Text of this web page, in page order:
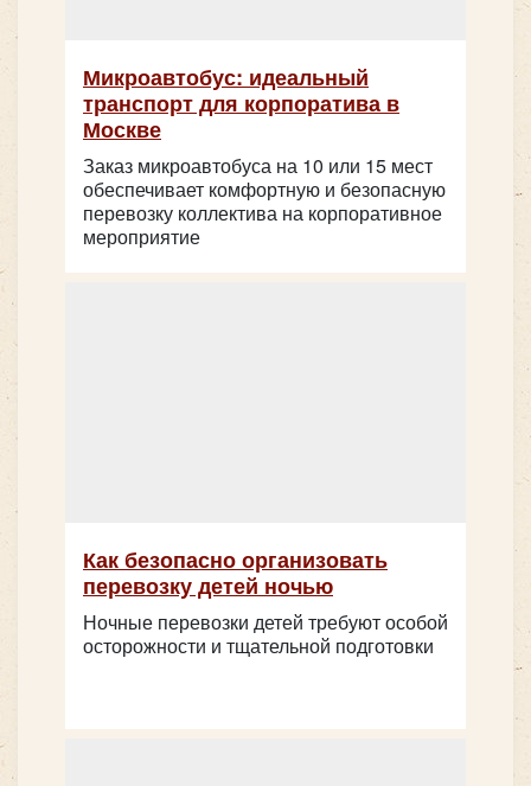
Микроавтобус: идеальный
транспорт для корпоратива в
Москве
Заказ микроавтобуса на 10 или 15 мест
обеспечивает комфортную и безопасную
перевозку коллектива на корпоративное
мероприятие
Как безопасно организовать
перевозку детей ночью
Ночные перевозки детей требуют особой
осторожности и тщательной подготовки